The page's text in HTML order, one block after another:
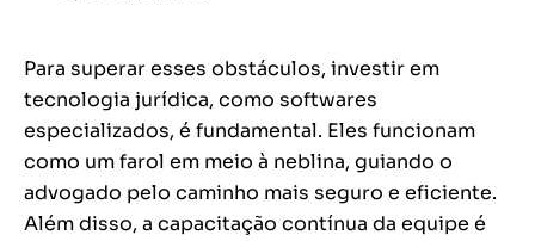
Para superar esses obstáculos, investir em
tecnologia jurídica, como softwares
especializados, é fundamental. Eles funcionam
como um farol em meio à neblina, guiando o
advogado pelo caminho mais seguro e eficiente.
Além disso, a capacitação contínua da equipe é